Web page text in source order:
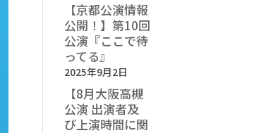
【京都公演情報
公開！】第10回
公演『ここで待
ってる』
2025年9月2日
【8月大阪高槻
公演 出演者及
び上演時間に関